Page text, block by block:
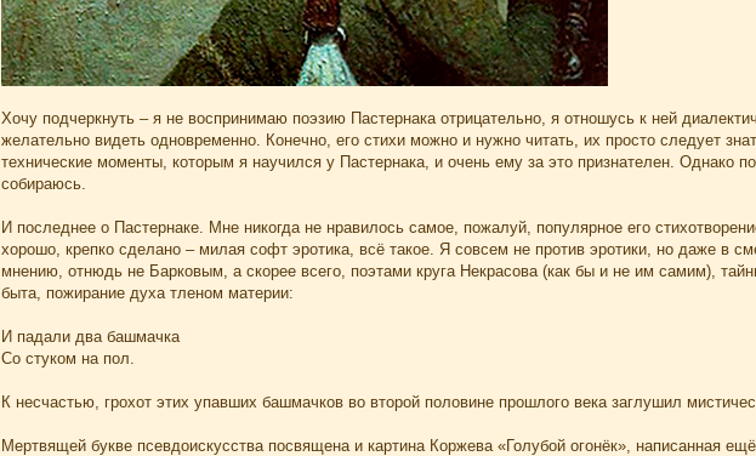
Хочу подчеркнуть – я не воспринимаю поэзию Пастернака отрицательно, я отношусь к ней
желательно видеть одновременно. Конечно, его стихи можно и нужно читать, их просто следует
технические моменты, которым я научился у Пастернака, и очень ему за это признателен. Однако
собираюсь.
И последнее о Пастернаке. Мне никогда не нравилось самое, пожалуй, популярное его
хорошо, крепко сделано – милая софт эротика, всё такое. Я совсем не против эротики, но даже в
мнению, отнюдь не Барковым, а скорее всего, поэтами круга Некрасова (как бы и не им самим),
быта, пожирание духа тленом материи:
И падали два башмачка
Со стуком на пол.
К несчастью, грохот этих упавших башмачков во второй половине прошлого века заглушил
Мертвящей букве псевдоискусства посвящена и картина Коржева «Голубой огонёк», написанная